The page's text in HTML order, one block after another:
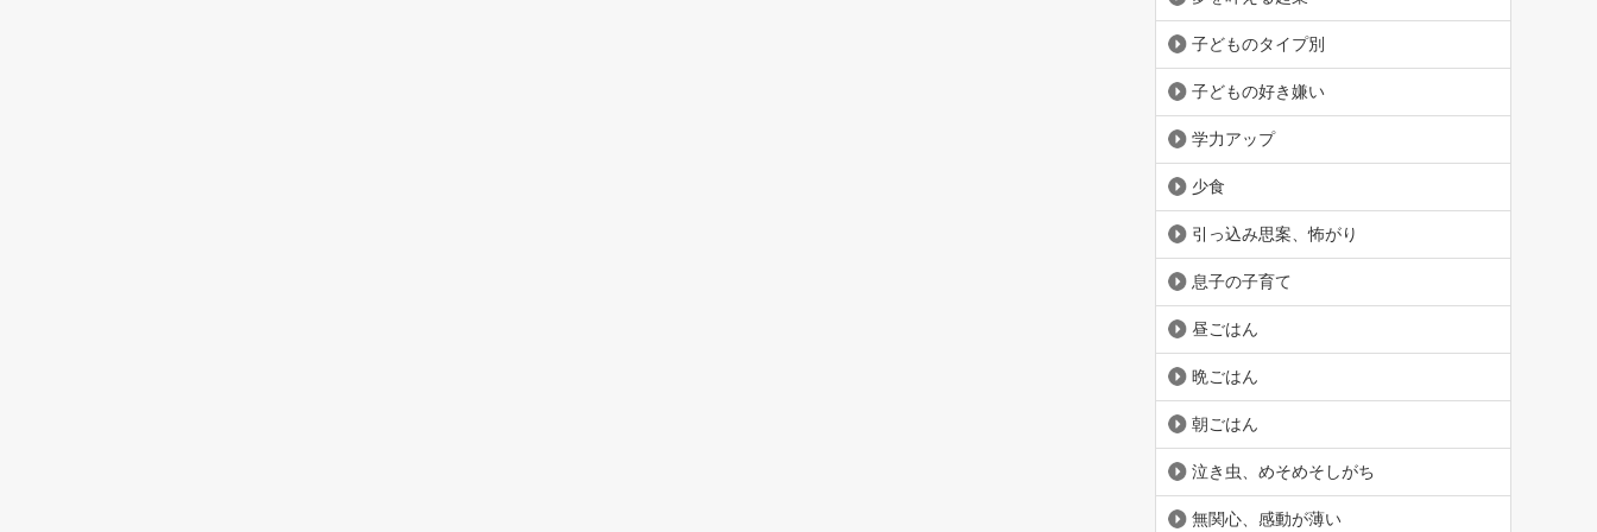
子どものタイプ別
子どもの好き嫌い
学力アップ
少食
引っ込み思案、怖がり
息子の子育て
昼ごはん
晩ごはん
朝ごはん
泣き虫、めそめそしがち
無関心、感動が薄い